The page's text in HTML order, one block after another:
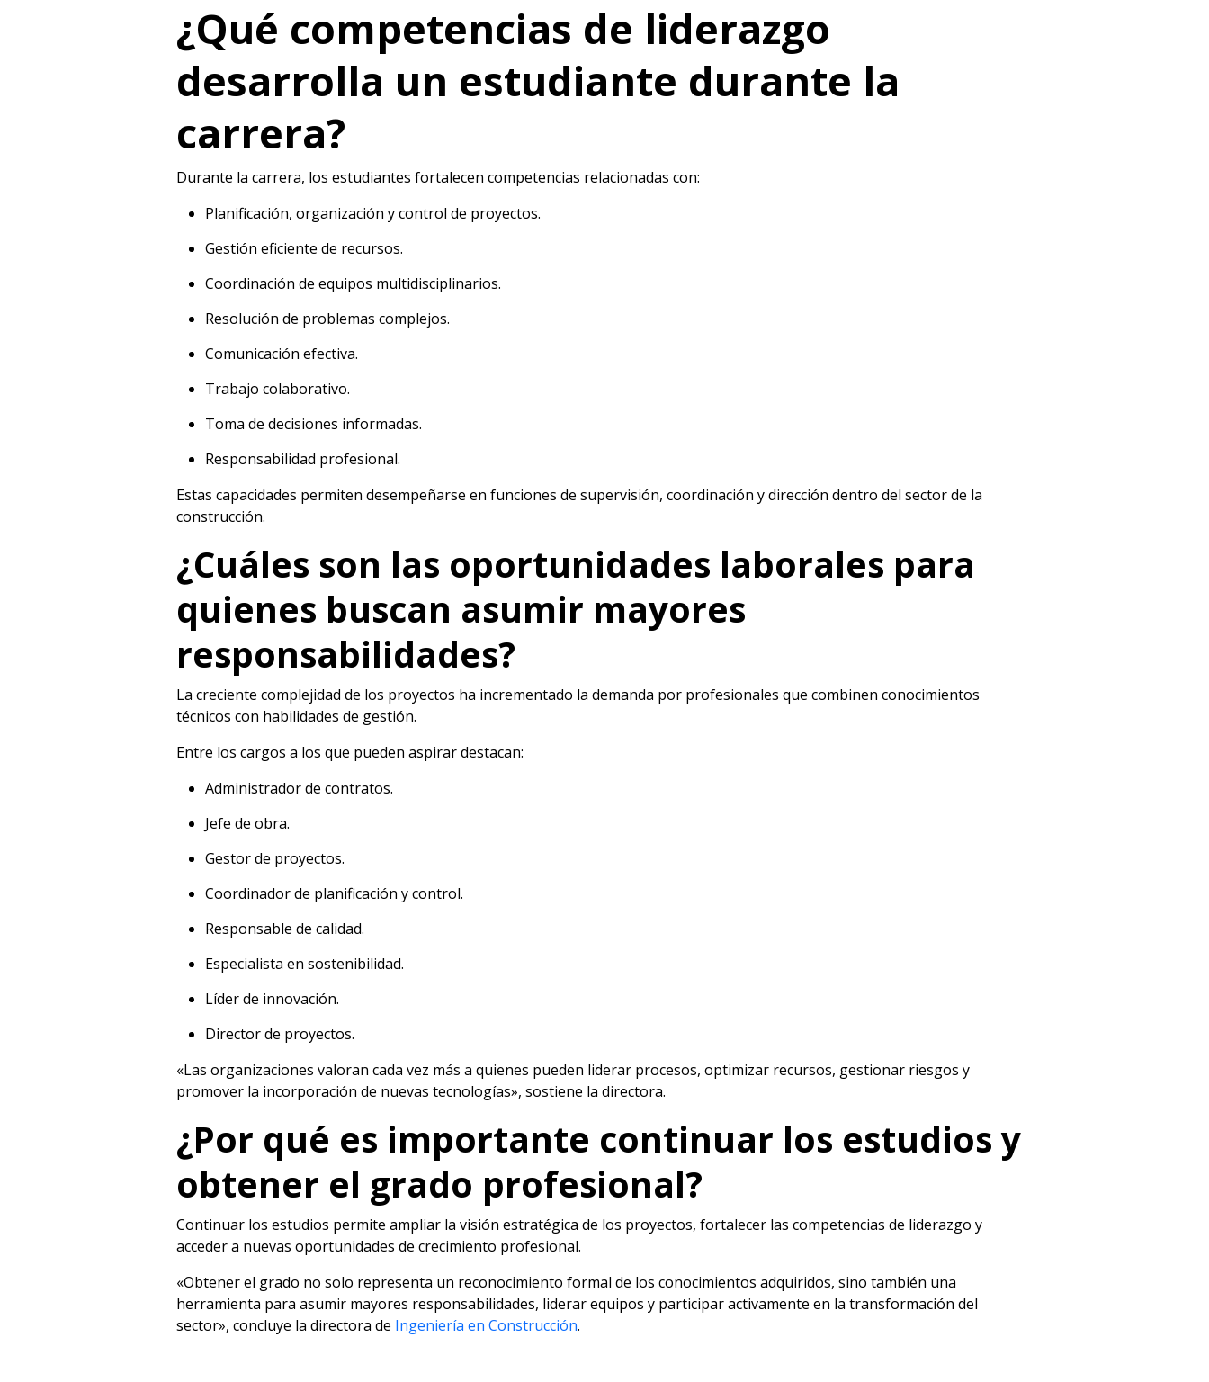
¿Qué competencias de liderazgo
desarrolla un estudiante durante la
carrera?
Durante la carrera, los estudiantes fortalecen competencias relacionadas con:
Planificación, organización y control de proyectos.
Gestión eficiente de recursos.
Coordinación de equipos multidisciplinarios.
Resolución de problemas complejos.
Comunicación efectiva.
Trabajo colaborativo.
Toma de decisiones informadas.
Responsabilidad profesional.
Estas capacidades permiten desempeñarse en funciones de supervisión, coordinación y dirección dentro del sector de la
construcción.
¿Cuáles son las oportunidades laborales para
quienes buscan asumir mayores
responsabilidades?
La creciente complejidad de los proyectos ha incrementado la demanda por profesionales que combinen conocimientos
técnicos con habilidades de gestión.
Entre los cargos a los que pueden aspirar destacan:
Administrador de contratos.
Jefe de obra.
Gestor de proyectos.
Coordinador de planificación y control.
Responsable de calidad.
Especialista en sostenibilidad.
Líder de innovación.
Director de proyectos.
«Las organizaciones valoran cada vez más a quienes pueden liderar procesos, optimizar recursos, gestionar riesgos y
promover la incorporación de nuevas tecnologías», sostiene la directora.
¿Por qué es importante continuar los estudios y
obtener el grado profesional?
Continuar los estudios permite ampliar la visión estratégica de los proyectos, fortalecer las competencias de liderazgo y
acceder a nuevas oportunidades de crecimiento profesional.
«Obtener el grado no solo representa un reconocimiento formal de los conocimientos adquiridos, sino también una
herramienta para asumir mayores responsabilidades, liderar equipos y participar activamente en la transformación del
sector», concluye la directora de Ingeniería en Construcción.